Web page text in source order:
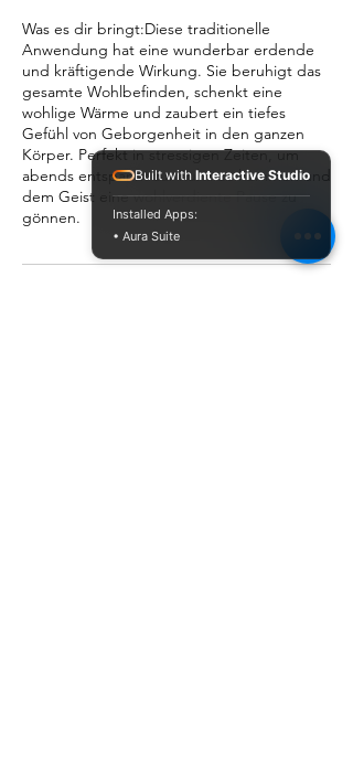
Was es dir bringt:Diese traditionelle
Anwendung hat eine wunderbar erdende
und kräftigende Wirkung. Sie beruhigt das
gesamte Wohlbefinden, schenkt eine
wohlige Wärme und zaubert ein tiefes
Gefühl von Geborgenheit in den ganzen
Körper. Perfekt in stressigen Zeiten, um
abends entspannt zur Ruhe zu kommen und
dem Geist eine wohlverdiente Pause zu
gönnen.
Built with Interactive Studio
Installed Apps:
• Aura Suite